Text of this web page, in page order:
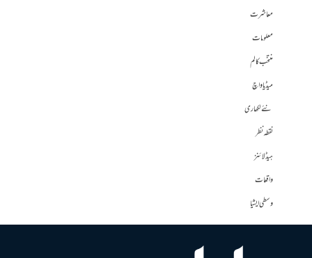
معاشرت
معلومات
منتخب کالم
میڈیا واچ
نئے لکھاری
نقطہ نظر
ہیڈلائنز
واقعات
وسطی ایشیا